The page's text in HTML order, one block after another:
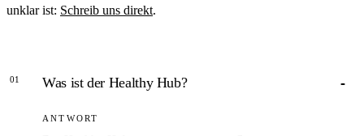
unklar ist: Schreib uns direkt.
01 Was ist der Healthy Hub?
ANTWORT